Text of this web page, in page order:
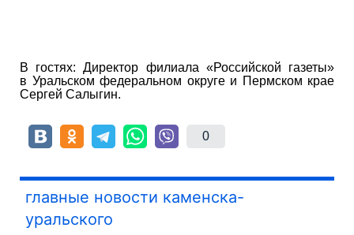
В гостях: Директор филиала «Российской газеты»
в Уральском федеральном округе и Пермском крае
Сергей Салыгин.
0
главные новости каменска-
уральского